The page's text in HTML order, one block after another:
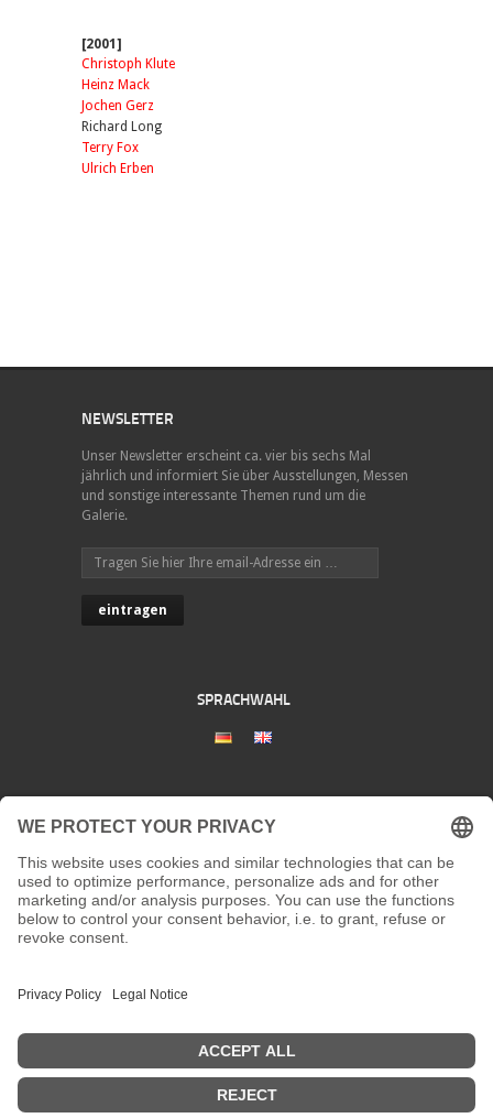
[2001]
Christoph Klute
Heinz Mack
Jochen Gerz
Richard Long
Terry Fox
Ulrich Erben
NEWSLETTER
Unser Newsletter erscheint ca. vier bis sechs Mal
jährlich und informiert Sie über Ausstellungen, Messen
und sonstige interessante Themen rund um die
Galerie.
SPRACHWAHL
DATENSCHUTZ
KONTAKT
Adresse: Kaiserstraße 67/69
41061 Mönchengladbach
info[at]galerieloehrl.de